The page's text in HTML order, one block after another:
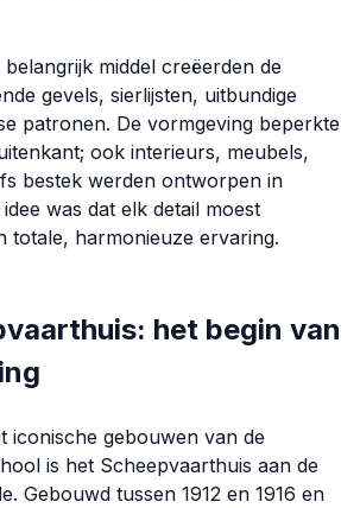
middel creëerden de
gevels, sierlijsten, uitbundige
patronen. De vormgeving beperkte
ook interieurs, meubels,
bestek werden ontworpen in
was dat elk detail moest
totale, harmonieuze ervaring.
het begin van
iconische gebouwen van de
is het Scheepvaarthuis aan de
Gebouwd tussen 1912 en 1916 en